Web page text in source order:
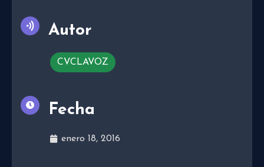
Autor
CVCLAVOZ
Fecha
enero 18, 2016